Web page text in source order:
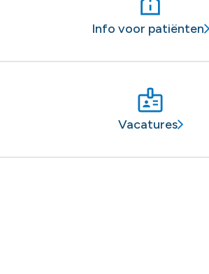
Info voor patiënten
Vacatures